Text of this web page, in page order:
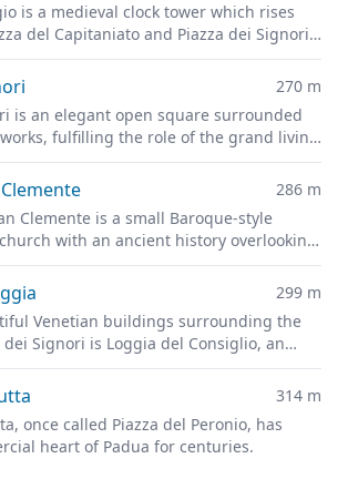
is a medieval clock tower which rises
del Capitaniato and Piazza dei Signori,
of the symbols of the Carrarese era in
270 m
is an elegant open square surrounded
fulfilling the role of the grand living
286 m
Clemente is a small Baroque-style
with an ancient history overlooking
299 m
Venetian buildings surrounding the
dei Signori is Loggia del Consiglio, an
of the architecture of the 15th and
314 m
once called Piazza del Peronio, has
heart of Padua for centuries.